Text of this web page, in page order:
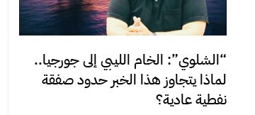
“الشلوي”: الخام الليبي إلى جورجيا..
لماذا يتجاوز هذا الخبر حدود صفقة
نفطية عادية؟